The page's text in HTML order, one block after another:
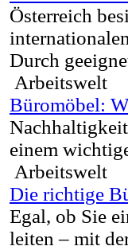
Österreich
Durch
Arbeitswelt
Büromöbel:
einem
Arbeitswelt
Die richtige
Egal, ob Sie
leiten – mit